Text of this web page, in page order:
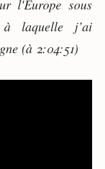
l'Europe sous
à laquelle j’ai
(à 2:04:51)